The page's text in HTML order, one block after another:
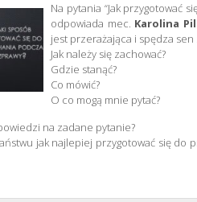
Na pytania “Jak przygotować
odpowiada mec. Karolina
jest przerażająca i spędza sen
Jak należy się zachować?
Gdzie stanąć?
Co mówić?
O co mogą mnie pytać?
na zadane pytanie?
jak najlepiej przygotować się